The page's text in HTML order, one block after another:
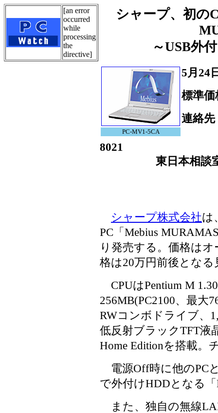
[an error
occurred
while
processing
the
directive]
シャープ、初の
～USB外
PC-MV1-5CA
5月24
標準
連絡
8021
東日本相談室
シャープ株式会社は
PC「Mebius
り発売する。価格は
格は20万円前後となる
CPUはPentium M
256MB(PC2100、最大
RWコンボドライブ、
低反射ブラックTFT液
Home Editionを搭載。
電源Off時に他のPC
で外付けHDDとなる
また、独自の無線